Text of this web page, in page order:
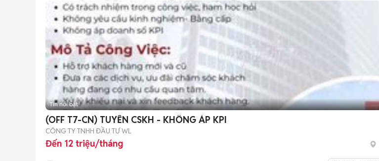
Tin nổi bật
(OFF T7-CN) TUYỂN CSKH - KHÔNG ÁP KPI
CÔNG TY TNHH ĐẦU TƯ WL
Đến 12 triệu/tháng